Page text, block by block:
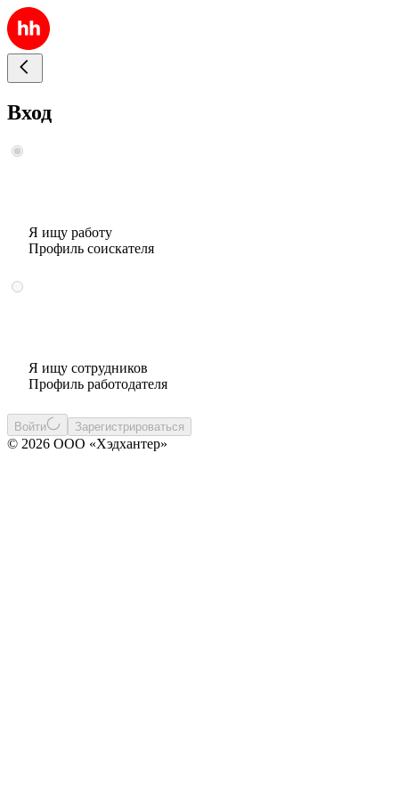
Вход
Я ищу работу
Профиль соискателя
Я ищу сотрудников
Профиль работодателя
Войти Зарегистрироваться
© 2026 ООО «Хэдхантер»